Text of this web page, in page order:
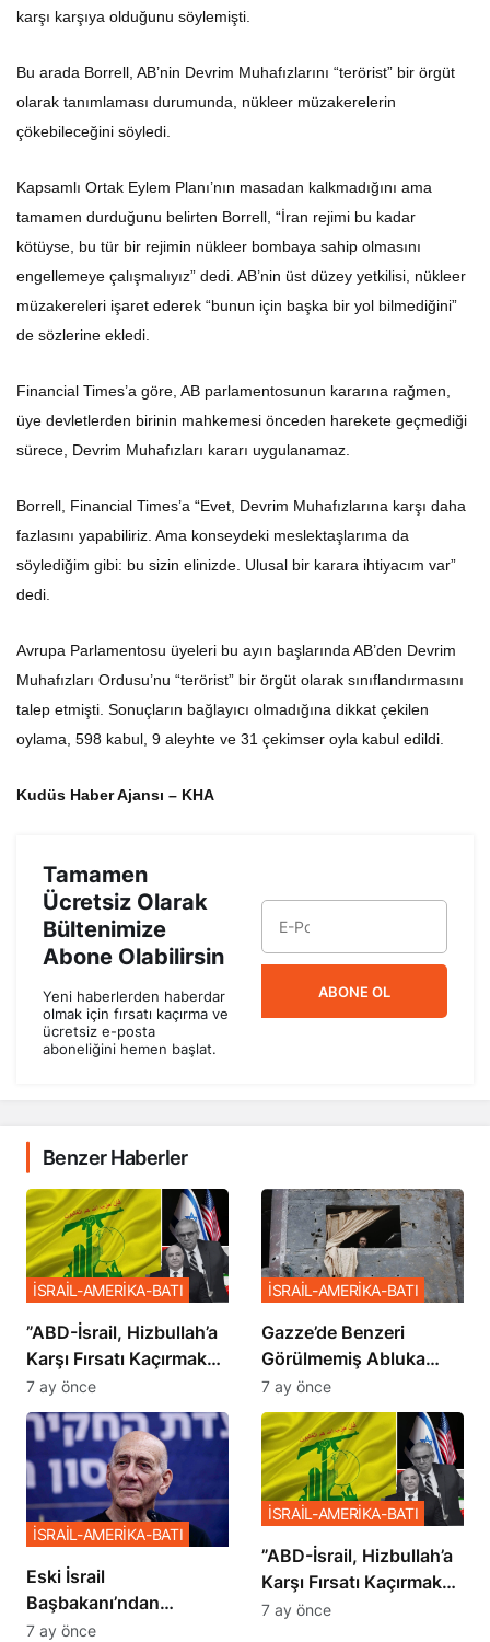
karşı karşıya olduğunu söylemişti.
Bu arada Borrell, AB’nin Devrim Muhafızlarını “terörist” bir örgüt
olarak tanımlaması durumunda, nükleer müzakerelerin
çökebileceğini söyledi.
Kapsamlı Ortak Eylem Planı’nın masadan kalkmadığını ama
tamamen durduğunu belirten Borrell, “İran rejimi bu kadar
kötüyse, bu tür bir rejimin nükleer bombaya sahip olmasını
engellemeye çalışmalıyız” dedi. AB’nin üst düzey yetkilisi, nükleer
müzakereleri işaret ederek “bunun için başka bir yol bilmediğini”
de sözlerine ekledi.
Financial Times’a göre, AB parlamentosunun kararına rağmen,
üye devletlerden birinin mahkemesi önceden harekete geçmediği
sürece, Devrim Muhafızları kararı uygulanamaz.
Borrell, Financial Times’a “Evet, Devrim Muhafızlarına karşı daha
fazlasını yapabiliriz. Ama konseydeki meslektaşlarıma da
söylediğim gibi: bu sizin elinizde. Ulusal bir karara ihtiyacım var”
dedi.
Avrupa Parlamentosu üyeleri bu ayın başlarında AB’den Devrim
Muhafızları Ordusu’nu “terörist” bir örgüt olarak sınıflandırmasını
talep etmişti. Sonuçların bağlayıcı olmadığına dikkat çekilen
oylama, 598 kabul, 9 aleyhte ve 31 çekimser oyla kabul edildi.
Kudüs Haber Ajansı – KHA
Tamamen
Ücretsiz Olarak
Bültenimize
Abone Olabilirsin
Yeni haberlerden haberdar
olmak için fırsatı kaçırma ve
ücretsiz e-posta
aboneliğini hemen başlat.
ABONE OL
Benzer Haberler
​​​​​​​”ABD-İsrail, Hizbullah’a
Karşı Fırsatı Kaçırmak
İstemiyor”
İSRAİL-AMERİKA-BATI
7 ay önce
​​​​​​​Gazze’de Benzeri
Görülmemiş Abluka
Planı
İSRAİL-AMERİKA-BATI
7 ay önce
Eski İsrail
Başbakanı’ndan
Netanyahu’ya Ağır
İSRAİL-AMERİKA-BATI
7 ay önce
​​​​​​​”ABD-İsrail, Hizbullah’a
Karşı Fırsatı Kaçırmak
İstemiyor”
İSRAİL-AMERİKA-BATI
7 ay önce